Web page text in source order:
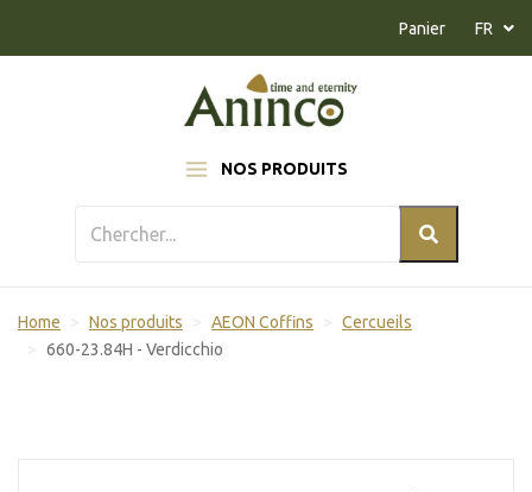
NOS PRODUITS
Panier FR
Home Nos produits AEON Coffins
Cercueils
660-23.84H - Verdicchio